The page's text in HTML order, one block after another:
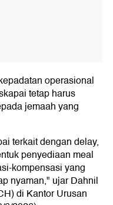
operasional
tetap harus
jemaah yang
terkait dengan delay,
penyediaan meal
kompensasi yang
nyaman," ujar Dahnil
di Kantor Urusan